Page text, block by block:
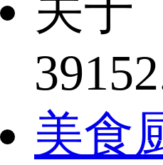
美食